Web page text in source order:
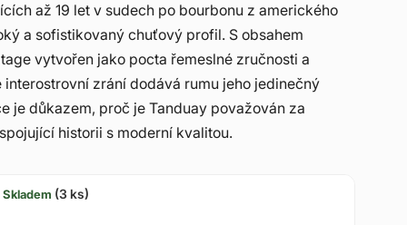
až 19 let v sudech po bourbonu z amerického
a sofistikovaný chuťový profil. S obsahem
vytvořen jako pocta řemeslné zručnosti a
zrání dodává rumu jeho jedinečný
je důkazem, proč je Tanduay považován za
historii s moderní kvalitou.
Skladem (3 ks)